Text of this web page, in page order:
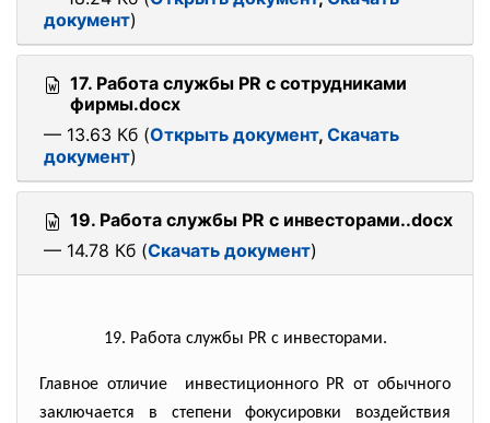
документ)
17. Работа службы PR с сотрудниками
фирмы.docx
— 13.63 Кб (Открыть документ, Скачать
документ)
19. Работа службы PR с инвесторами..docx
— 14.78 Кб (Скачать документ)
19. Работа службы PR с инвесторами.
Главное отличие инвестиционного PR от обычного
заключается в степени фокусировки воздействия